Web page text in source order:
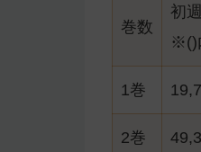
巻数
初
※()
1巻
2巻